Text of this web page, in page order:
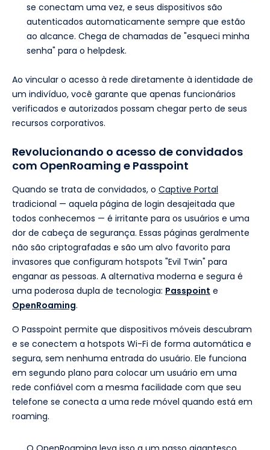
se conectam uma vez, e seus dispositivos são
autenticados automaticamente sempre que estão
ao alcance. Chega de chamadas de "esqueci minha
senha" para o helpdesk.
Ao vincular o acesso à rede diretamente à identidade de
um indivíduo, você garante que apenas funcionários
verificados e autorizados possam chegar perto de seus
recursos corporativos.
Revolucionando o acesso de convidados
com OpenRoaming e Passpoint
Quando se trata de convidados, o Captive Portal
tradicional — aquela página de login desajeitada que
todos conhecemos — é irritante para os usuários e uma
dor de cabeça de segurança. Essas páginas geralmente
não são criptografadas e são um alvo favorito para
invasores que configuram hotspots "Evil Twin" para
enganar as pessoas. A alternativa moderna e segura é
uma poderosa dupla de tecnologia: Passpoint e
OpenRoaming.
O Passpoint permite que dispositivos móveis descubram
e se conectem a hotspots Wi-Fi de forma automática e
segura, sem nenhuma entrada do usuário. Ele funciona
em segundo plano para colocar um usuário em uma
rede confiável com a mesma facilidade com que seu
telefone se conecta a uma rede móvel quando está em
roaming.